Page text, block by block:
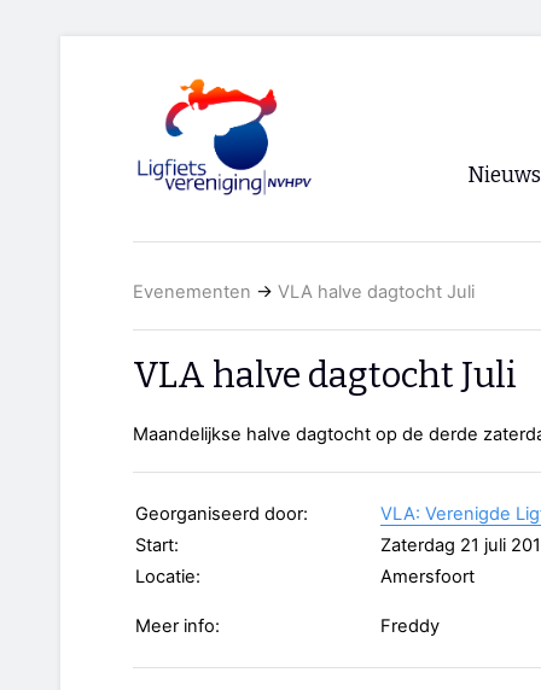
Nieuws
RSS
Evenementen → VLA halve dagtocht Juli
VLA halve dagtocht Juli
Maandelijkse halve dagtocht op de derde
Georganiseerd door:
VLA: Verenigde
Start:
Zaterdag 21 juli
Locatie:
Amersfoort
Meer info: Freddy